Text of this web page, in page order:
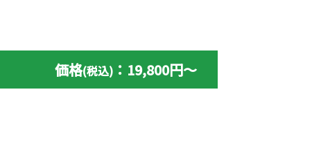
価格(税込) ：19,800円〜